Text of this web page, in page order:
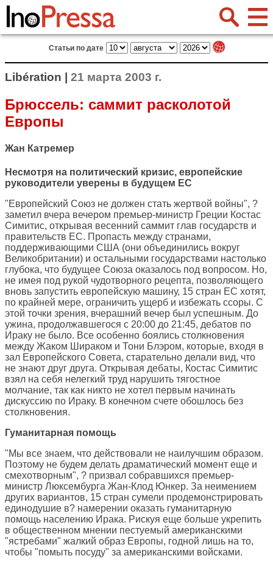
Статьи по дате
Libération | 21 марта 2003 г.
Брюссель: саммит расколотой
Европы
Жан Катремер
Несмотря на политический кризис, европейские
руководители уверены в будущем ЕС
"Европейский Союз не должен стать жертвой войны", ?
заметил вчера вечером премьер-министр Греции Костас
Симитис, открывая весенний саммит глав государств и
правительств ЕС. Пропасть между странами,
поддерживающими США (они объединились вокруг
Великобритании) и остальными государствами настолько
глубока, что будущее Союза оказалось под вопросом. Но,
не имея под рукой чудотворного рецепта, позволяющего
вновь запустить европейскую машину, 15 стран ЕС хотят,
по крайней мере, ограничить ущерб и избежать ссоры. С
этой точки зрения, вчерашний вечер был успешным. До
ужина, продолжавшегося с 20:00 до 21:45, дебатов по
Ираку не было. Все особенно боялись столкновения
между Жаком Шираком и Тони Блэром, которые, входя в
зал Европейского Совета, старательно делали вид, что
не знают друг друга. Открывая дебаты, Костас Симитис
взял на себя нелегкий труд нарушить тягостное
молчание, так как никто не хотел первым начинать
дискуссию по Ираку. В конечном счете обошлось без
столкновения.
Гуманитарная помощь
"Мы все знаем, что действовали не наилучшим образом.
Поэтому не будем делать драматический момент еще и
смехотворным", ? призвал собравшихся премьер-
министр Люксембурга Жан-Клод Юнкер. За неимением
других вариантов, 15 стран сумели продемонстрировать
единодушие в? намерении оказать гуманитарную
помощь населению Ирака. Рискуя еще больше укрепить
в общественном мнении пестуемый американскими
"ястребами" жалкий образ Европы, годной лишь на то,
чтобы "помыть посуду" за американскими войсками.